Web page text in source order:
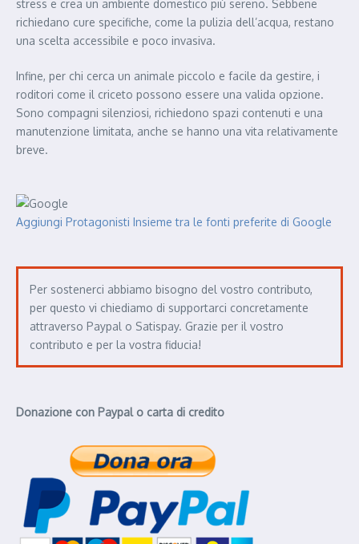
stress e crea un ambiente domestico più sereno. Sebbene
richiedano cure specifiche, come la pulizia dell’acqua, restano
una scelta accessibile e poco invasiva.
Infine, per chi cerca un animale piccolo e facile da gestire, i
roditori come il criceto possono essere una valida opzione.
Sono compagni silenziosi, richiedono spazi contenuti e una
manutenzione limitata, anche se hanno una vita relativamente
breve.
Aggiungi Protagonisti Insieme tra le fonti preferite di Google
Per sostenerci abbiamo bisogno del vostro contributo,
per questo vi chiediamo di supportarci concretamente
attraverso Paypal o Satispay. Grazie per il vostro
contributo e per la vostra fiducia!
Donazione con Paypal o carta di credito